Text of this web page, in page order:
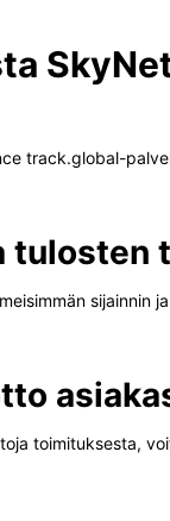
track.global-
tulosten
sijainnin
toimituksesta,